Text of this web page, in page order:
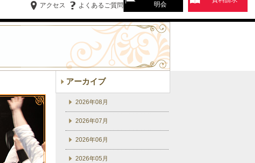
よくあるご質問
アクセス
明会
アーカイブ
2026年08月
2026年07月
2026年06月
2026年05月